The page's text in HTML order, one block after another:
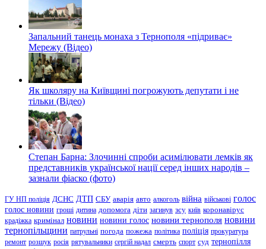
Запальний танець монаха з Тернополя «підриває»
Мережу (Відео)
Як школяру на Київщині погрожують депутати і не
тільки (Відео)
Степан Барна: Злочинні спроби асимілювати лемків як
представників української нації серед інших народів –
зазнали фіаско (фото)
ГУ НП поліція ДСНС ДТП СБУ аварія авто алкоголь війна військові голос
голос новини гроші дитина допомога діти загинув зсу київ коронавірус
крадіжка кримінал новини новини голос новини тернополя новини
тернопільщини патрульні погода пожежа політика поліція прокуратура
ремонт розшук росія рятувальники сергій надал смерть спорт суд тернопілля